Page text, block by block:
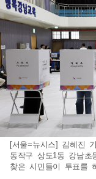
[서울=뉴시스] 김혜진
동작구 상도1동 강남초
찾은 시민들이 투표를